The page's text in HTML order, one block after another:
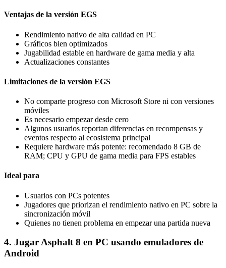
Ventajas de la versión EGS
Rendimiento nativo de alta calidad en PC
Gráficos bien optimizados
Jugabilidad estable en hardware de gama media y alta
Actualizaciones constantes
Limitaciones de la versión EGS
No comparte progreso con Microsoft Store ni con versiones
móviles
Es necesario empezar desde cero
Algunos usuarios reportan diferencias en recompensas y
eventos respecto al ecosistema principal
Requiere hardware más potente: recomendado 8 GB de
RAM; CPU y GPU de gama media para FPS estables
Ideal para
Usuarios con PCs potentes
Jugadores que priorizan el rendimiento nativo en PC sobre la
sincronización móvil
Quienes no tienen problema en empezar una partida nueva
4. Jugar Asphalt 8 en PC usando emuladores de
Android